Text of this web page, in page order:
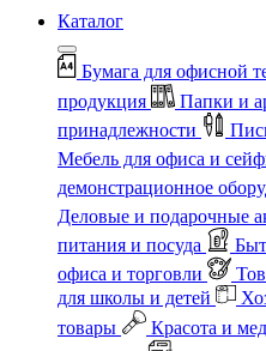
Каталог
Бумага для офисной
продукция
Папки и
принадлежности
Мебель для офиса и
демонстрационное
Деловые и подарочные
питания и посуда
офиса и торговли
для школы и детей
товары
Красота и